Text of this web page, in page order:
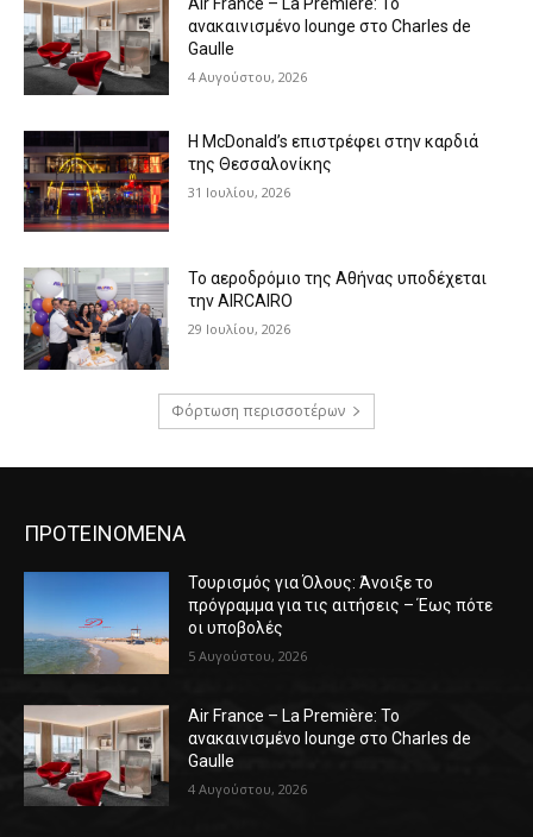
ανακαινισμένο lounge στο Charles de
Gaulle
4 Αυγούστου, 2026
Η McDonald’s επιστρέφει στην καρδιά
της Θεσσαλονίκης
31 Ιουλίου, 2026
Το αεροδρόμιο της Αθήνας υποδέχεται
την AIRCAIRO
29 Ιουλίου, 2026
Φόρτωση περισσοτέρων
ΠΡΟΤΕΙΝΟΜΕΝΑ
Τουρισμός για Όλους: Άνοιξε το
πρόγραμμα για τις αιτήσεις – Έως πότε
οι υποβολές
5 Αυγούστου, 2026
Air France – La Première: Το
ανακαινισμένο lounge στο Charles de
Gaulle
4 Αυγούστου, 2026